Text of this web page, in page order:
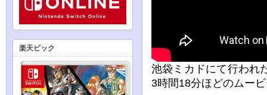
池袋ミカドにて行われ
3時間18分ほどのムー
楽天ビック